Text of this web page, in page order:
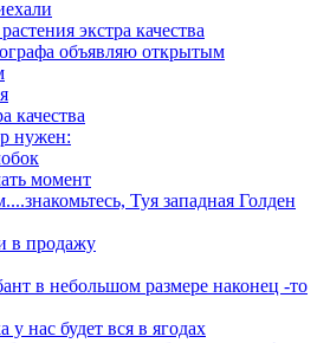
экстра качества
объявляю открытым
качества
нужен:
момент
Туя западная Голден
в продажу
в небольшом размере наконец -то
у нас будет вся в ягодах